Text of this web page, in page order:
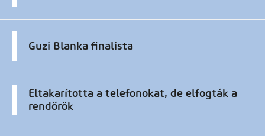
Guzi Blanka finalista
Eltakarította a telefonokat, de elfogták a
rendőrök